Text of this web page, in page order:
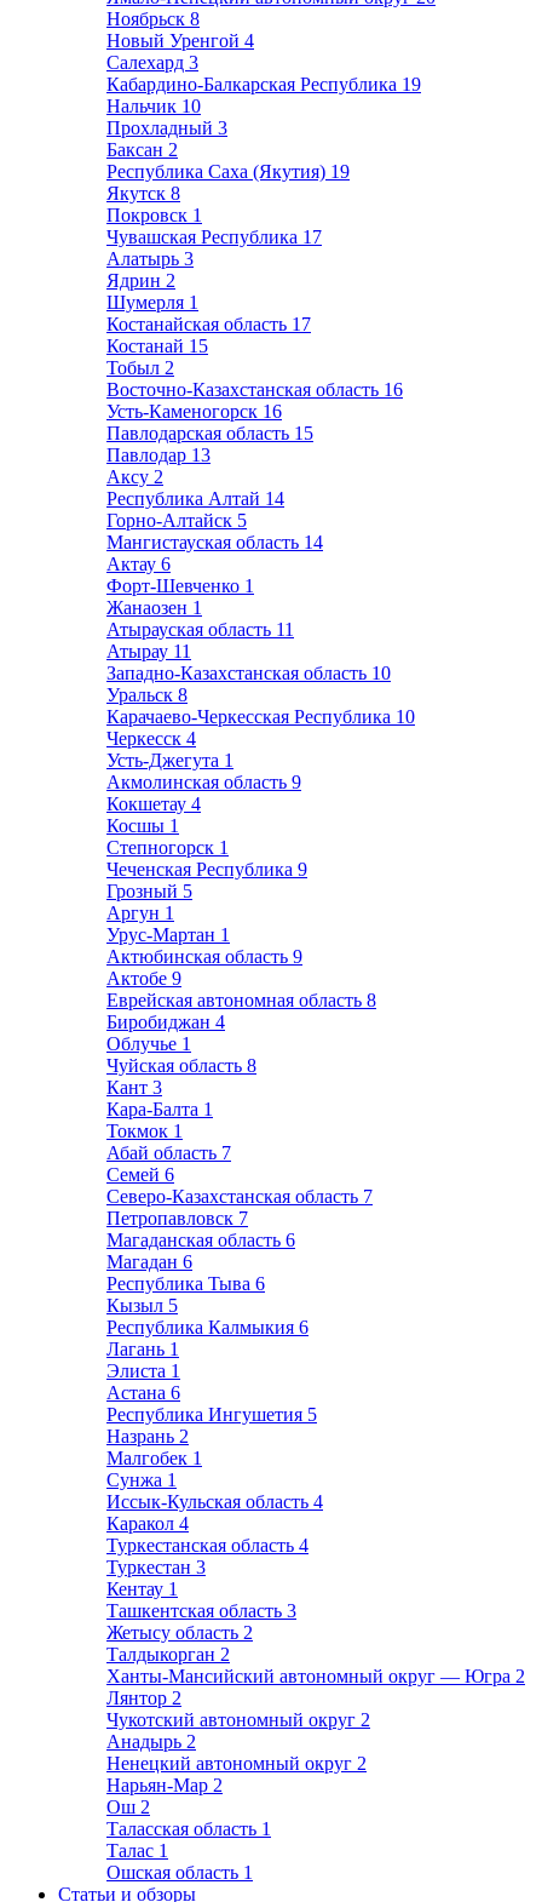
Ноябрьск 8
Новый Уренгой 4
Салехард 3
Кабардино-Балкарская Республика 19
Нальчик 10
Прохладный 3
Баксан 2
Республика Саха (Якутия) 19
Якутск 8
Покровск 1
Чувашская Республика 17
Алатырь 3
Ядрин 2
Шумерля 1
Костанайская область 17
Костанай 15
Тобыл 2
Восточно-Казахстанская область 16
Усть-Каменогорск 16
Павлодарская область 15
Павлодар 13
Аксу 2
Республика Алтай 14
Горно-Алтайск 5
Мангистауская область 14
Актау 6
Форт-Шевченко 1
Жанаозен 1
Атырауская область 11
Атырау 11
Западно-Казахстанская область 10
Уральск 8
Карачаево-Черкесская Республика 10
Черкесск 4
Усть-Джегута 1
Акмолинская область 9
Кокшетау 4
Косшы 1
Степногорск 1
Чеченская Республика 9
Грозный 5
Аргун 1
Урус-Мартан 1
Актюбинская область 9
Актобе 9
Еврейская автономная область 8
Биробиджан 4
Облучье 1
Чуйская область 8
Кант 3
Кара-Балта 1
Токмок 1
Абай область 7
Семей 6
Северо-Казахстанская область 7
Петропавловск 7
Магаданская область 6
Магадан 6
Республика Тыва 6
Кызыл 5
Республика Калмыкия 6
Лагань 1
Элиста 1
Астана 6
Республика Ингушетия 5
Назрань 2
Малгобек 1
Сунжа 1
Иссык-Кульская область 4
Каракол 4
Туркестанская область 4
Туркестан 3
Кентау 1
Ташкентская область 3
Жетысу область 2
Талдыкорган 2
Ханты-Мансийский автономный округ — Югра 2
Лянтор 2
Чукотский автономный округ 2
Анадырь 2
Ненецкий автономный округ 2
Нарьян-Мар 2
Ош 2
Таласская область 1
Талас 1
Ошская область 1
Статьи и обзоры